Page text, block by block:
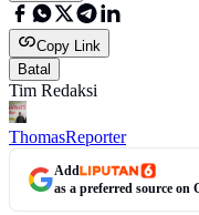
Copy Link
Batal
Tim Redaksi
ThomasReporter
Add
as a preferred source on